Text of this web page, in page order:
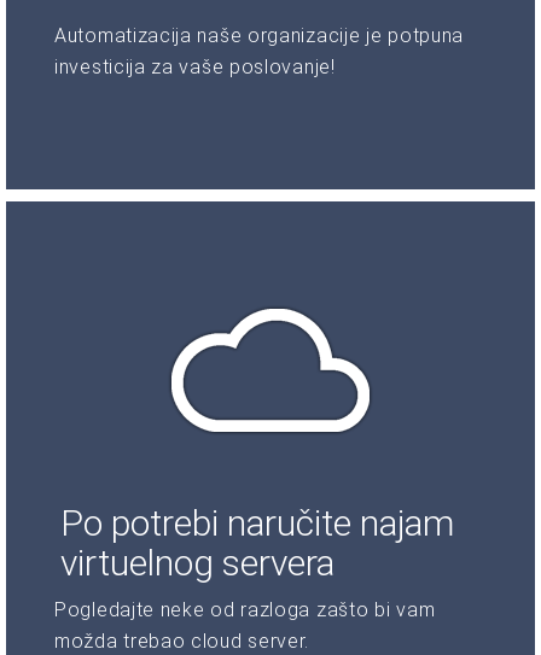
Automatizacija naše organizacije je potpuna
investicija za vaše poslovanje!
Po potrebi naručite najam
virtuelnog servera
Pogledajte neke od razloga zašto bi vam
možda trebao cloud server.